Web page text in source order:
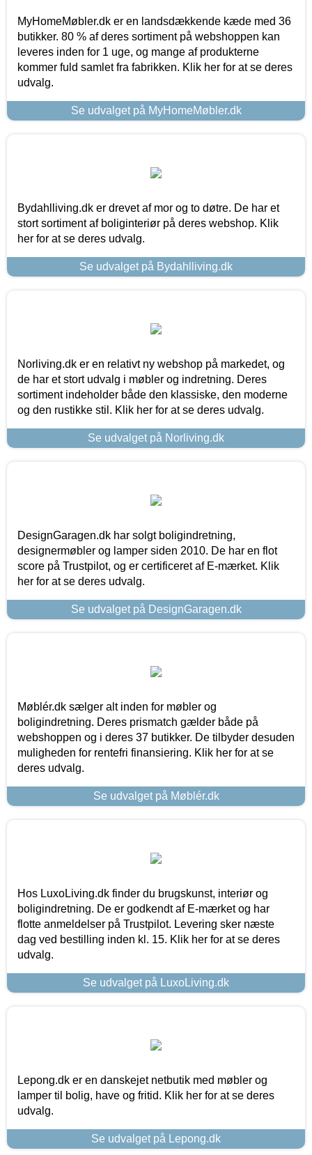
MyHomeMøbler.dk er en landsdækkende kæde med 36
butikker. 80 % af deres sortiment på webshoppen kan
leveres inden for 1 uge, og mange af produkterne
kommer fuld samlet fra fabrikken. Klik her for at se deres
udvalg.
Se udvalget på MyHomeMøbler.dk
Bydahlliving.dk er drevet af mor og to døtre. De har et
stort sortiment af boliginteriør på deres webshop. Klik
her for at se deres udvalg.
Se udvalget på Bydahlliving.dk
Norliving.dk er en relativt ny webshop på markedet, og
de har et stort udvalg i møbler og indretning. Deres
sortiment indeholder både den klassiske, den moderne
og den rustikke stil. Klik her for at se deres udvalg.
Se udvalget på Norliving.dk
DesignGaragen.dk har solgt boligindretning,
designermøbler og lamper siden 2010. De har en flot
score på Trustpilot, og er certificeret af E-mærket. Klik
her for at se deres udvalg.
Se udvalget på DesignGaragen.dk
Møblér.dk sælger alt inden for møbler og
boligindretning. Deres prismatch gælder både på
webshoppen og i deres 37 butikker. De tilbyder desuden
muligheden for rentefri finansiering. Klik her for at se
deres udvalg.
Se udvalget på Møblér.dk
Hos LuxoLiving.dk finder du brugskunst, interiør og
boligindretning. De er godkendt af E-mærket og har
flotte anmeldelser på Trustpilot. Levering sker næste
dag ved bestilling inden kl. 15. Klik her for at se deres
udvalg.
Se udvalget på LuxoLiving.dk
Lepong.dk er en danskejet netbutik med møbler og
lamper til bolig, have og fritid. Klik her for at se deres
udvalg.
Se udvalget på Lepong.dk